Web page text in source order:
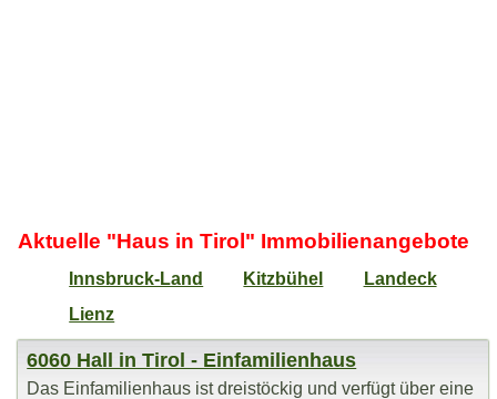
Aktuelle "Haus in Tirol" Immobilienangebote
Innsbruck-Land Kitzbühel
Landeck
Lienz
6060 Hall in Tirol - Einfamilienhaus
Das Einfamilienhaus ist dreistöckig und verfügt über eine